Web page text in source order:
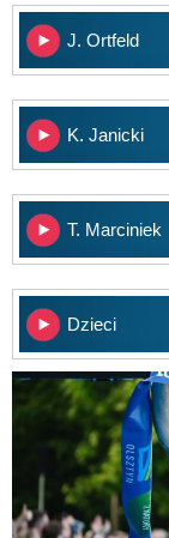
J. Ortfeld
K. Janicki
T. Marciniek
Dzieci